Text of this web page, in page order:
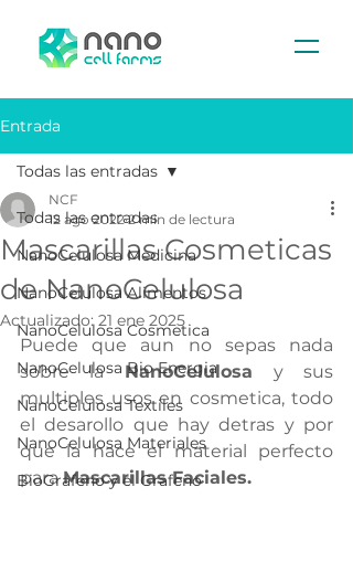
Entrada
Todas las entradas
NanoCelulosa Medicina
NanoCelulosa Alimentos
NanoCelulosa Cosmetica
NanoCelulosa Bio Energia
NanoCelulosa Textiles
NanoCelulosa Materiales
BioGrafeno y el Grafeno
Todas las entradas
Mascarillas Cosmeticas
de NanoCelulosa
NCF
12 ago 2022 2 min de lectura
Actualizado:21 ene 2025
Puede que aun no sepas nada
sobre la NanoCelulosa y sus
multiples usos en cosmetica, todo
el desarollo que hay detras y por
que la hace el material perfecto
para Mascarillas Faciales.